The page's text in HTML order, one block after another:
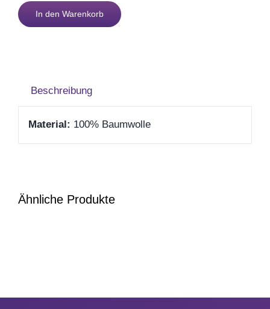
gut
60
In den Warenkorb
Beschreibung
Material: 100% Baumwolle
Ähnliche Produkte